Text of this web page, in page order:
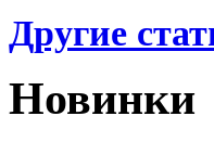
Другие
Новинки